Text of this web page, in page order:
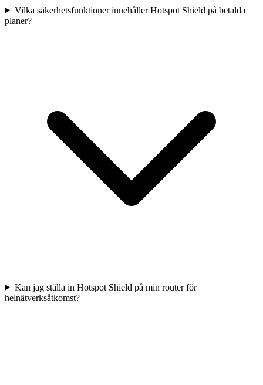
Vilka säkerhetsfunktioner innehåller Hotspot Shield på betalda
planer?
Kan jag ställa in Hotspot Shield på min router för
helnätverksåtkomst?